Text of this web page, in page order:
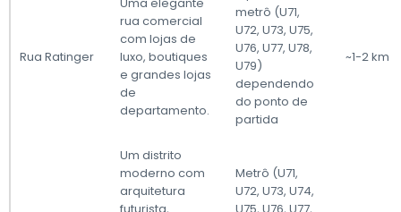
Rua Ratinger
Uma elegante
rua comercial
com lojas de
luxo, boutiques
e grandes lojas
de
departamento.
metrô (U71,
U72, U73, U75,
U76, U77, U78,
U79)
dependendo
do ponto de
partida
~1-2 km
Um distrito
moderno com
arquitetura
Metrô (U71,
U72, U73, U74,